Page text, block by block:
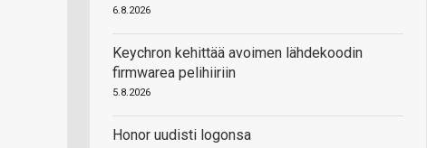
6.8.2026
Keychron kehittää avoimen lähdekoodin
firmwarea pelihiiriin
5.8.2026
Honor uudisti logonsa